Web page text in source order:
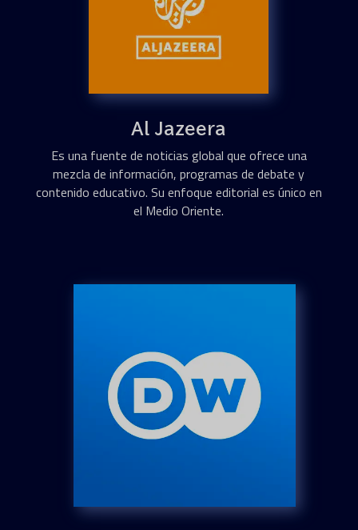
Al Jazeera
Es una fuente de noticias global que ofrece una
mezcla de información, programas de debate y
contenido educativo. Su enfoque editorial es único en
el Medio Oriente.